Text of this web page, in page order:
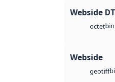
Webside
octetbin
Webside
geotiff